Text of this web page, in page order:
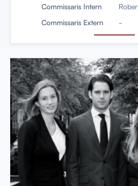
Commissaris Intern
Commissaris Extern
-